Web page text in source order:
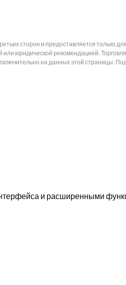
сторон и предоставляется только
юридической рекомендацией.
на данных этой страницы.
и расширенными